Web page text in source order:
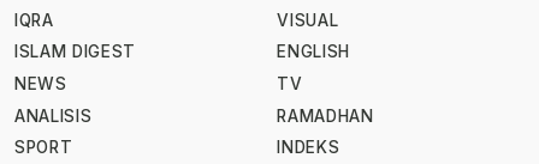
IQRA
ISLAM DIGEST
NEWS
ANALISIS
SPORT
VISUAL
ENGLISH
TV
RAMADHAN
INDEKS